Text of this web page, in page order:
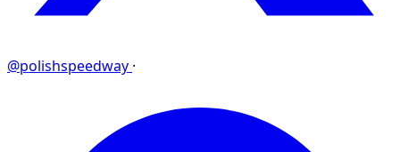
@polishspeedway ·